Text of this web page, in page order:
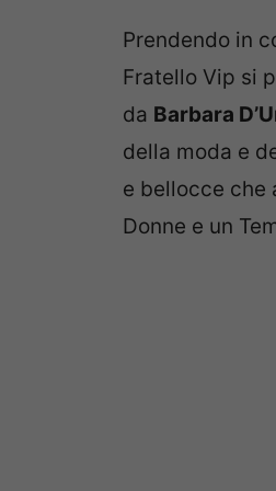
Prendendo in
Fratello Vip si
da Barbara
della moda e
e bellocce che
Donne e un